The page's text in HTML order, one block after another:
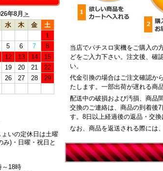
年8月 ＞
水 木 金
土
1
5 6 7
8
12 13 14
15
19 20 21
22
26 27 28
29
いの定休日は土曜
み)・日曜・祝日と
～18時
当店でパチスロ実機をご購入の
どをご入力下さい。注文後、確
い。
代金引換の場合はご注文確認か
たします。一部出荷が遅れる商
配送中の破損および汚損、商品
交換のご連絡は、商品の到着後
す。8日以上経過後の返品・交
なお、商品を返送される際には